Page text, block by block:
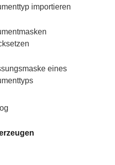
importieren
eines